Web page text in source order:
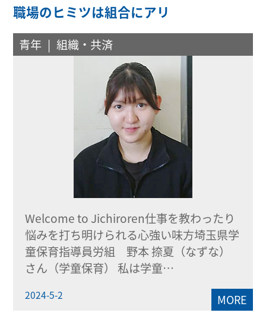
職場のヒミツは組合にアリ
青年 組織・共済
Welcome to Jichiroren仕事を教わったり
悩みを打ち明けられる心強い味方埼玉県学
童保育指導員労組 野本 捺夏（なずな）
さん（学童保育） 私は学童…
2024-5-2 MORE